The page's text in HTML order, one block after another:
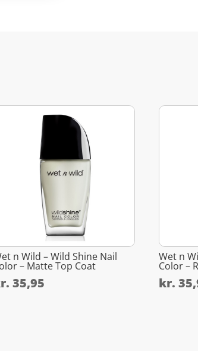
n Wild – Wild Shine Nail
– Matte Top Coat
35,95
Wet n
Color –
kr.